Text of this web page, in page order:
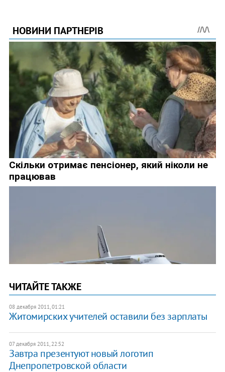
ЧИТАЙТЕ ТАКЖЕ
08 декабря 2011, 01:21
​Житомирских учителей оставили без зарплаты
07 декабря 2011, 22:52
Завтра презентуют новый логотип
Днепропетровской области